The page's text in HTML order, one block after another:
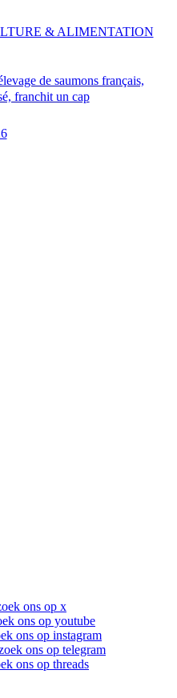
de saumons français,
franchit un cap
& ALIMENTATION
ons op x
ons op youtube
ons op instagram
ons op telegram
ons op threads